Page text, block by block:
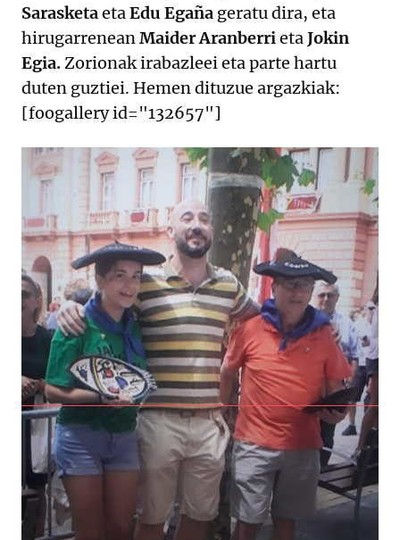
SarasketaetaEdu Egaña geratu dira, eta
hirugarreneanMaider AranberrietaJokin
Egia.Zorionak irabazleei eta parte hartu
duten guztiei. Hemen dituzue argazkiak:
[foogallery id="132657"]